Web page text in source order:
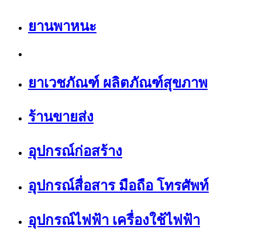
ยานพาหนะ
ยาเวชภัณฑ์ ผลิตภัณฑ์สุขภาพ
ร้านขายส่ง
อุปกรณ์ก่อสร้าง
อุปกรณ์สื่อสาร มือถือ โทรศัพท์
อุปกรณ์ไฟฟ้า เครื่องใช้ไฟฟ้า